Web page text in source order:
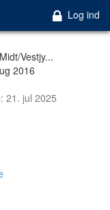
Log ind
Vestjy...
2016
21. jul 2025